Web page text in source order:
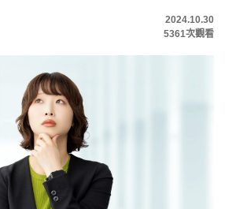
2024.10.30
5361次觀看